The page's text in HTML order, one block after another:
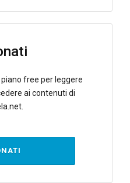
free per leggere
ai contenuti di